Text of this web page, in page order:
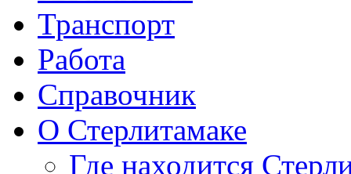
Транспорт
Работа
Справочник
О Стерлитамаке
Где находится